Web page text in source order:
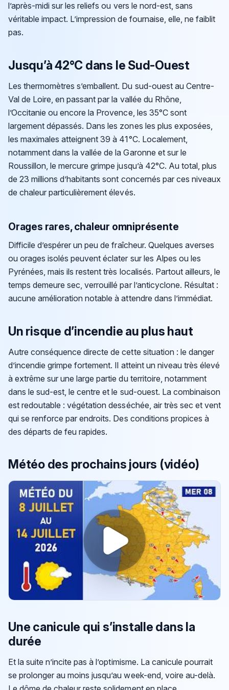
l’après-midi sur les reliefs ou vers le nord-est, sans
véritable impact. L’impression de fournaise, elle, ne faiblit
pas.
Jusqu’à 42°C dans le Sud-Ouest
Les thermomètres s’emballent. Du sud-ouest au Centre-
Val de Loire, en passant par la vallée du Rhône,
l’Occitanie ou encore la Provence, les 35°C sont
largement dépassés. Dans les zones les plus exposées,
les maximales atteignent 39 à 41°C. Localement,
notamment dans la vallée de la Garonne et sur le
Roussillon, le mercure grimpe jusqu’à 42°C. Au total, plus
de 23 millions d’habitants sont concernés par ces niveaux
de chaleur particulièrement élevés.
Orages rares, chaleur omniprésente
Difficile d’espérer un peu de fraîcheur. Quelques averses
ou orages isolés peuvent éclater sur les Alpes ou les
Pyrénées, mais ils restent très localisés. Partout ailleurs, le
temps demeure sec, verrouillé par l’anticyclone. Résultat :
aucune amélioration notable à attendre dans l’immédiat.
Un risque d’incendie au plus haut
Autre conséquence directe de cette situation : le danger
d’incendie grimpe fortement. Il atteint un niveau très élevé
à extrême sur une large partie du territoire, notamment
dans le sud-est, le centre et le sud-ouest. La combinaison
est redoutable : végétation desséchée, air très sec et vent
qui se renforce par endroits. Des conditions propices à
des départs de feu rapides.
Météo des prochains jours (vidéo)
Une canicule qui s’installe dans la
durée
Et la suite n’incite pas à l’optimisme. La canicule pourrait
se prolonger au moins jusqu’au week-end, voire au-delà.